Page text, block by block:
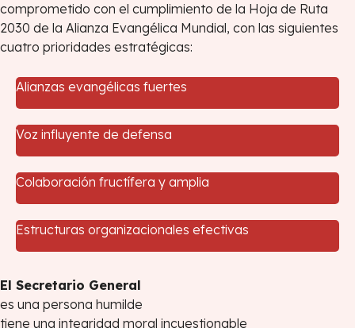
comprometido con el cumplimiento de la Hoja de Ruta
2030 de la Alianza Evangélica Mundial, con las siguientes
cuatro prioridades estratégicas:
Alianzas evangélicas fuertes
Voz influyente de defensa
Colaboración fructífera y amplia
Estructuras organizacionales efectivas
El Secretario General
es una persona humilde
tiene una integridad moral incuestionable